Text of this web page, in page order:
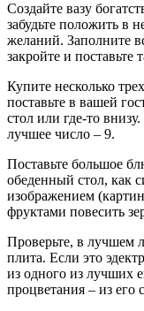
Создайте вазу
забудьте положить в
желаний. Заполните
закройте и поставьте
Купите несколько
поставьте в вашей
стол или где-то
лучшее число – 9.
Поставьте большое
обеденный стол, как
изображением
фруктами повесить
Проверьте, в лучшем
плита. Если это
из одного из лучших
процветания – из его